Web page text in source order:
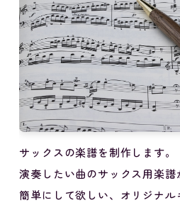
サックスの楽譜を制作します。
演奏したい曲のサックス用楽譜
簡単にして欲しい、オリジナル